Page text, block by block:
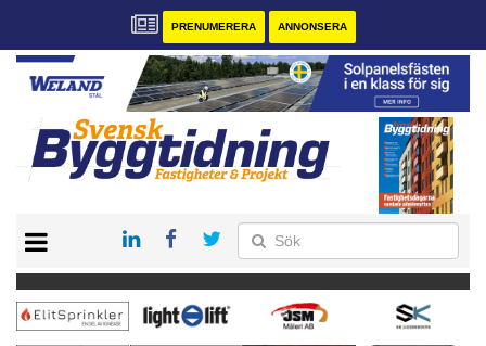
PRENUMERERA ANNONSERA
PRENUMERERA
VÅRA ANDRA MAGASIN